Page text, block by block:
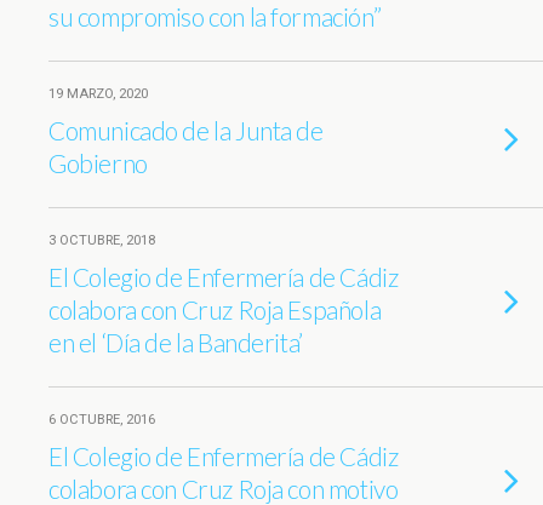
su compromiso con la formación”
19 MARZO, 2020
Comunicado de la Junta de
Gobierno
3 OCTUBRE, 2018
El Colegio de Enfermería de Cádiz
colabora con Cruz Roja Española
en el ‘Día de la Banderita’
6 OCTUBRE, 2016
El Colegio de Enfermería de Cádiz
colabora con Cruz Roja con motivo